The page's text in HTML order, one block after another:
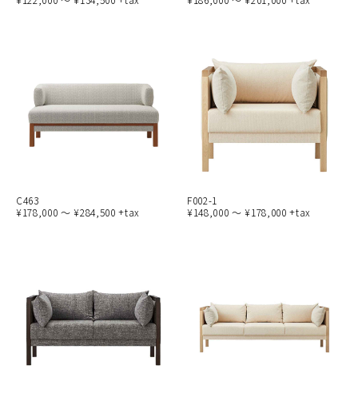
C463
¥178,000 ～ ¥284,500 +tax
F002-1
¥148,000 ～ ¥178,000 +tax